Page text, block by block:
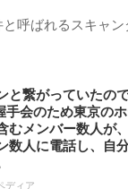
呼ばれるスキャ
と繋がっていたの
手会のため東京の
むメンバー数人が
数人に電話し、自
ディア